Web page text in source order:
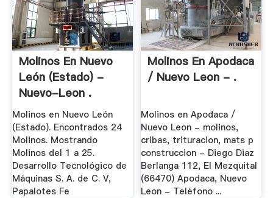
Molinos En Nuevo
León (Estado) -
Nuevo-Leon .
Molinos en Nuevo León
(Estado). Encontrados 24
Molinos. Mostrando
Molinos del 1 a 25.
Desarrollo Tecnológico de
Máquinas S. A. de C. V,
Papalotes Fe
Molinos En Apodaca
/ Nuevo Leon - .
Molinos en Apodaca /
Nuevo Leon - molinos,
cribas, trituracion, mats p
construccion - Diego Diaz
Berlanga 112, El Mezquital
(66470) Apodaca, Nuevo
Leon - Teléfono ...